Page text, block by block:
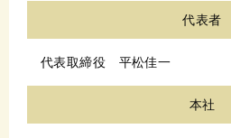
代表者
代表取締役 平松佳一
本社